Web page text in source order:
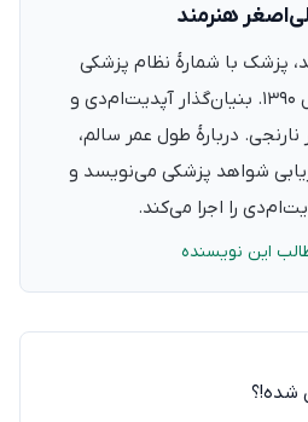
هنرمند
پزشک با شمارهٔ نظام پزشکی
۱۳۵۴۰۵، فارغ‌التحصیل ۱۳۹۰. بنیان‌گذار آپدیت‌ام‌دی و
دربارهٔ طول عمر سالم،
شواهد پزشکی می‌نویسد و
را اجرا می‌کند.
این نویسنده
شده!؟